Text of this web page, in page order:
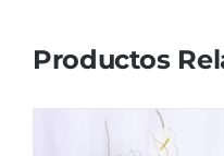
Productos